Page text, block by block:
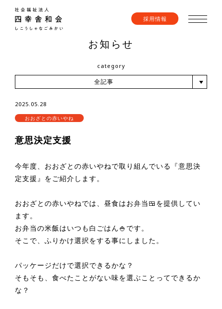
採用情報
お知らせ
category
全記事
2025.05.28
おおざとの赤いやね
意思決定支援
今年度、おおざとの赤いやねで取り組んでいる『意思決
定支援』をご紹介します。
おおざとの赤いやねでは、昼食はお弁当🍱を提供してい
ます。
お弁当の米飯はいつも白ごはん🍚です。
そこで、ふりかけ選択をする事にしました。
パッケージだけで選択できるかな？
そもそも、食べたことがない味を選ぶことってできるか
な？